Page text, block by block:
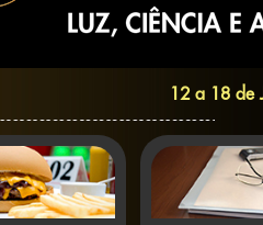
12 a 18 de